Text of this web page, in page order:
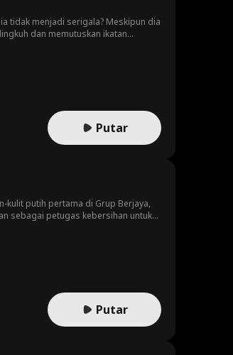
tidak menjadi serigala? Meskipun dia
dan memutuskan ikatan
Putar
kulit putih pertama di Grup Berjaya,
sebagai petugas kebersihan untuk
Putar